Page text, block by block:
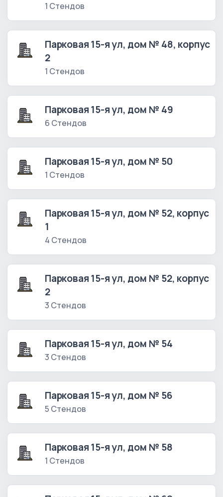
1 Стендов
Парковая 15-я ул, дом № 48, корпус
2
1 Стендов
Парковая 15-я ул, дом № 49
6 Стендов
Парковая 15-я ул, дом № 50
1 Стендов
Парковая 15-я ул, дом № 52, корпус
1
4 Стендов
Парковая 15-я ул, дом № 52, корпус
2
3 Стендов
Парковая 15-я ул, дом № 54
3 Стендов
Парковая 15-я ул, дом № 56
5 Стендов
Парковая 15-я ул, дом № 58
1 Стендов